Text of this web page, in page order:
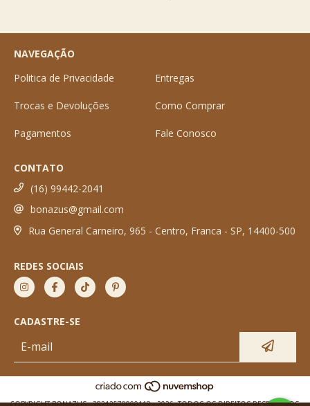
NAVEGAÇÃO
Politica de Privacidade
Entregas
Trocas e Devoluções Como Comprar
Pagamentos Fale Conosco
CONTATO
(16) 99442-2041
bonazus@gmail.com
Rua General Carneiro, 965 - Centro, Franca - SP, 14400-500
REDES SOCIAIS
CADASTRE-SE
COPYRIGHT BONAZUS - 38212570000118 - 2026. TODOS OS DIREITOS RESERVADOS.